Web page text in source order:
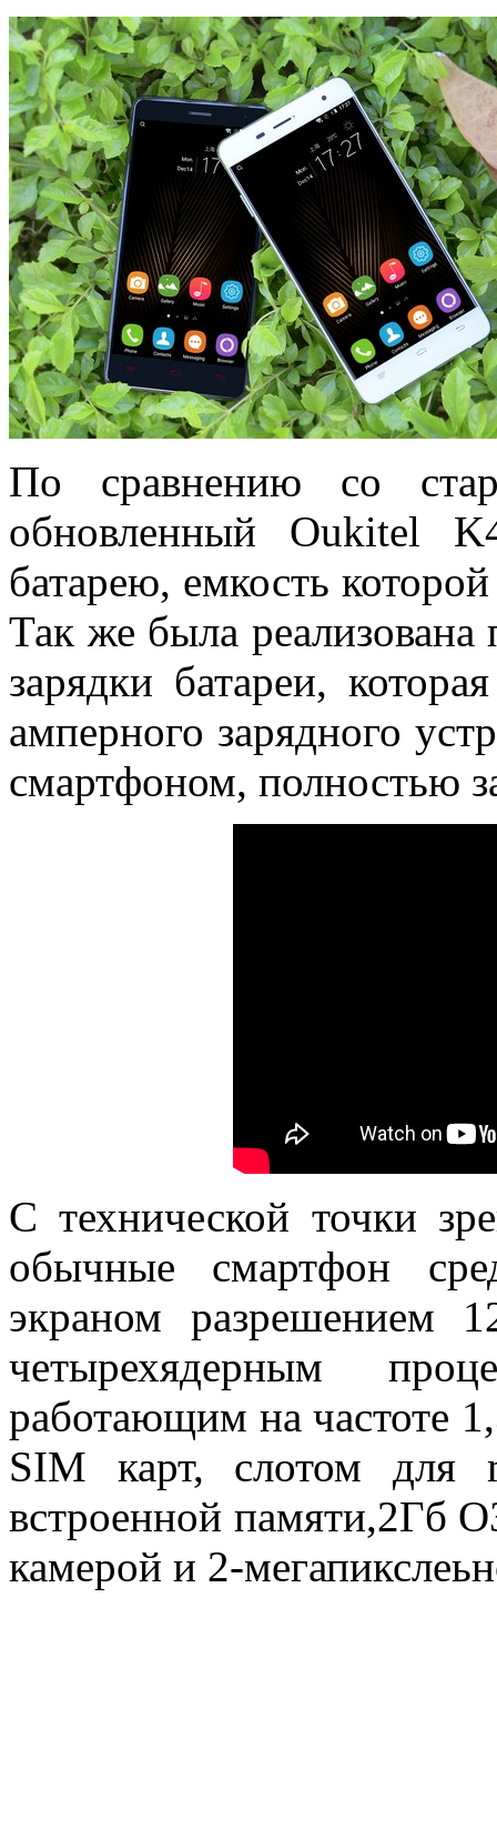
По сравнению со
обновленный Oukitel
батарею, емкость
Так же была
зарядки батареи,
амперного зарядного
смартфоном, полностью
С технической точки
обычные смартфон
экраном разрешением
четырехядерным
работающим на частоте
SIM карт, слотом для
встроенной памяти,2Гб
камерой и 2-